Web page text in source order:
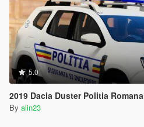
5.0
2019 Dacia Duster Politia Romana
By alin23